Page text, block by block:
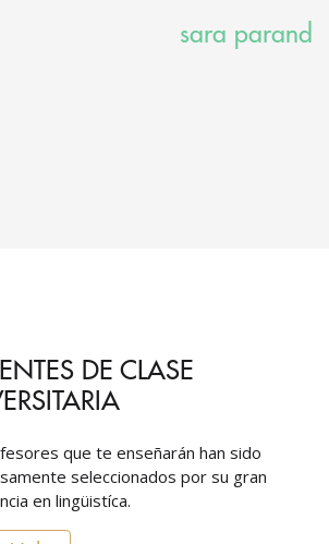
sara parand
DE CLASE
que te enseñarán han sido
seleccionados por su gran
en lingüistíca.